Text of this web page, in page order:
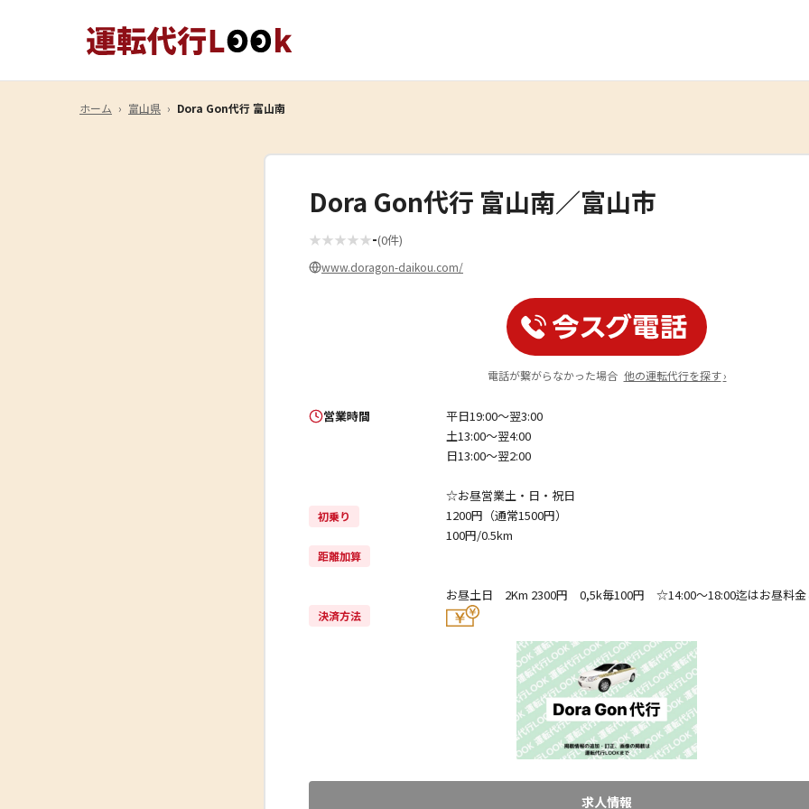
ホーム › 富山県 › Dora Gon代行 富山南
Dora Gon代行 富山南／富山市
★★★★★-(0件)
www.doragon-daikou.com/
電話が繋がらなかった場合 他の運転代行を探す ›
営業時間
平日19:00〜翌3:00
土13:00〜翌4:00
日13:00〜翌2:00
☆お昼営業土・日・祝日
初乗り
1200円（通常1500円）
100円/0.5km
距離加算
お昼土日 2Km 2300円 0,5k毎100円 ☆14:00〜18:00迄はお昼料金
決済方法
求人情報